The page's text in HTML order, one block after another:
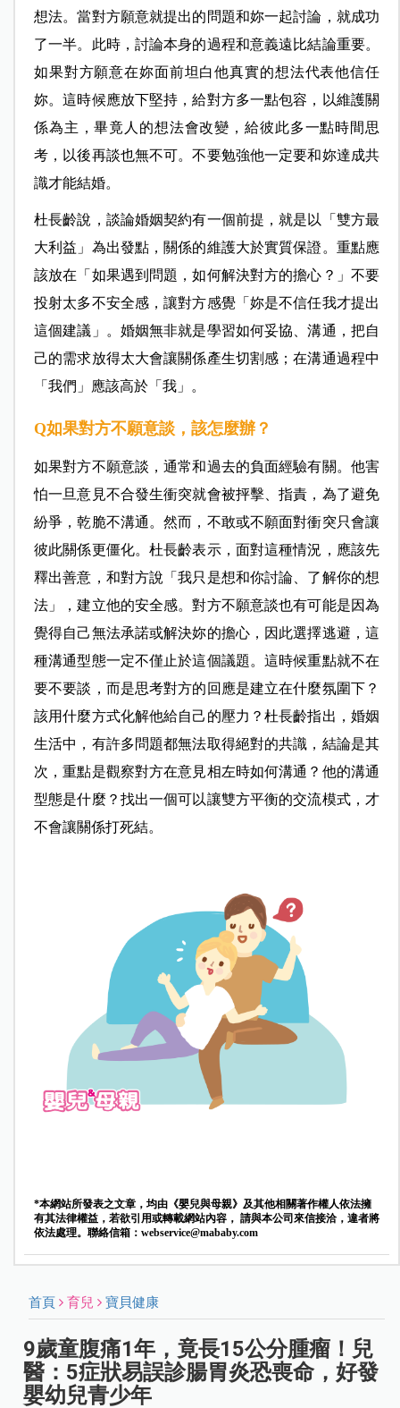
想法。當對方願意就提出的問題和妳一起討論，就成功
了一半。此時，討論本身的過程和意義遠比結論重要。
如果對方願意在妳面前坦白他真實的想法代表他信任
妳。這時候應放下堅持，給對方多一點包容，以維護關
係為主，畢竟人的想法會改變，給彼此多一點時間思
考，以後再談也無不可。不要勉強他一定要和妳達成共
識才能結婚。
杜長齡說，談論婚姻契約有一個前提，就是以「雙方最
大利益」為出發點，關係的維護大於實質保證。重點應
該放在「如果遇到問題，如何解決對方的擔心？」不要
投射太多不安全感，讓對方感覺「妳是不信任我才提出
這個建議」。婚姻無非就是學習如何妥協、溝通，把自
己的需求放得太大會讓關係產生切割感；在溝通過程中
「我們」應該高於「我」。
Q如果對方不願意談，該怎麼辦？
如果對方不願意談，通常和過去的負面經驗有關。他害
怕一旦意見不合發生衝突就會被抨擊、指責，為了避免
紛爭，乾脆不溝通。然而，不敢或不願面對衝突只會讓
彼此關係更僵化。杜長齡表示，面對這種情況，應該先
釋出善意，和對方說「我只是想和你討論、了解你的想
法」，建立他的安全感。對方不願意談也有可能是因為
覺得自己無法承諾或解決妳的擔心，因此選擇逃避，這
種溝通型態一定不僅止於這個議題。這時候重點就不在
要不要談，而是思考對方的回應是建立在什麼氛圍下？
該用什麼方式化解他給自己的壓力？杜長齡指出，婚姻
生活中，有許多問題都無法取得絕對的共識，結論是其
次，重點是觀察對方在意見相左時如何溝通？他的溝通
型態是什麼？找出一個可以讓雙方平衡的交流模式，才
不會讓關係打死結。
*本網站所發表之文章，均由《嬰兒與母親》及其他相關著作權人依法擁
有其法律權益，若欲引用或轉載網站內容， 請與本公司來信接洽，違者將
依法處理。聯絡信箱： webservice@mababy.com
首頁 育兒 寶貝健康
9歲童腹痛1年，竟長15公分腫瘤！兒
醫：5症狀易誤診腸胃炎恐喪命，好發
嬰幼兒青少年